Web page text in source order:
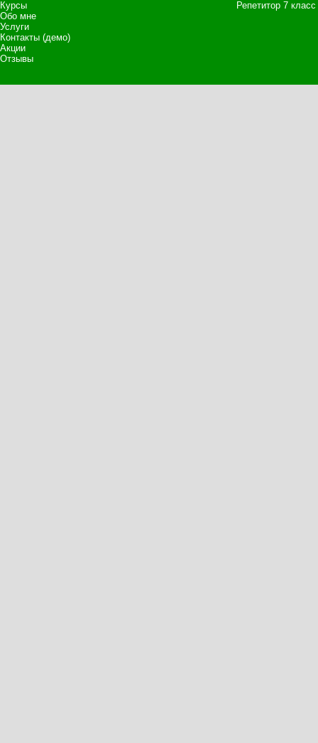
Курсы
Обо мне
Услуги
Контакты (демо)
Акции
Отзывы
Репетитор 7 класс